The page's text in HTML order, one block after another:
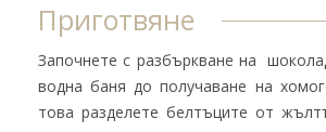
Приготвяне
Започнете с разбъркване на
водна баня до получаване на
това разделете белтъците от